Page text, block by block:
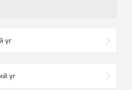
үг
үг